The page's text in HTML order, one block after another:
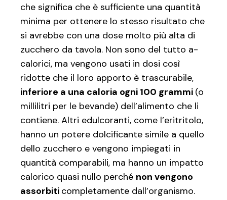
che significa che è sufficiente una quantità
minima per ottenere lo stesso risultato che
si avrebbe con una dose molto più alta di
zucchero da tavola. Non sono del tutto a-
calorici, ma vengono usati in dosi così
ridotte che il loro apporto è trascurabile,
inferiore a una caloria ogni 100 grammi (o
millilitri per le bevande) dell’alimento che li
contiene. Altri edulcoranti, come l’eritritolo,
hanno un potere dolcificante simile a quello
dello zucchero e vengono impiegati in
quantità comparabili, ma hanno un impatto
calorico quasi nullo perché non vengono
assorbiti completamente dall’organismo.